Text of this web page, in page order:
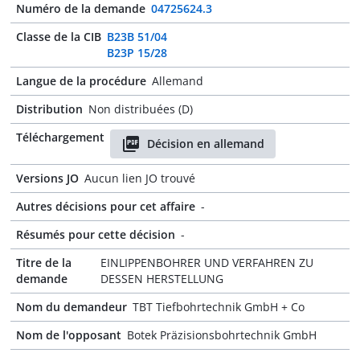
Numéro de la demande 04725624.3
Classe de la CIB B23B 51/04
B23P 15/28
Langue de la procédure Allemand
Distribution Non distribuées (D)
Téléchargement
Décision en allemand
Versions JO Aucun lien JO trouvé
Autres décisions pour cet affaire -
Résumés pour cette décision -
Titre de la
demande
EINLIPPENBOHRER UND VERFAHREN ZU
DESSEN HERSTELLUNG
Nom du demandeur TBT Tiefbohrtechnik GmbH + Co
Nom de l'opposant Botek Präzisionsbohrtechnik GmbH